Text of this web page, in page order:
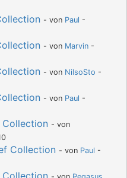
- von Paul -
- von Marvin -
- von NilsoSto -
- von Paul -
Collection - von
Collection - von Paul -